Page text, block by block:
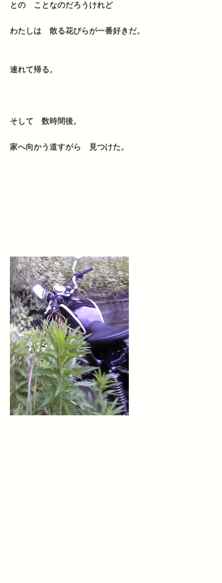
との ことなのだろうけれど
わたしは 散る花びらが一番好きだ。
連れて帰る。
そして 数時間後。
家へ向かう道すがら 見つけた。